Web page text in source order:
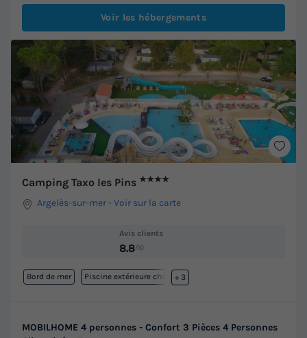
Voir les hébergements
Camping Taxo les Pins ★★★★
Argelès-sur-mer -Voir sur la carte
Avis clients
8.8/10
Bord de mer Piscine extérieure chauffée
+ 3
MOBILHOME 4 personnes - Confort 3 Pièces 4 Personnes